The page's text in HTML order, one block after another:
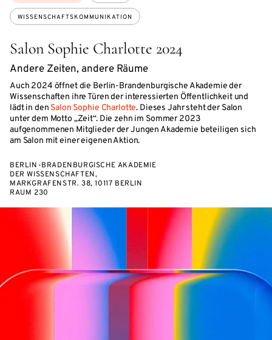
Salon Sophie Charlotte 2024
Andere Zeiten, andere Räume
Auch 2024 öffnet die Berlin-Brandenburgische Akademie der
Wissenschaften ihre Türen der interessierten Öffentlichkeit und
lädt in den Salon Sophie Charlotte. Dieses Jahr steht der Salon
unter dem Motto „Zeit“. Die zehn im Sommer 2023
aufgenommenen Mitglieder der Jungen Akademie beteiligen sich
am Salon mit einer eigenen Aktion.
WISSENSCHAFTSKOMMUNIKATION
BERLIN-BRADENBURGISCHE AKADEMIE
DER WISSENSCHAFTEN,
MARKGRAFENSTR. 38, 10117 BERLIN
RAUM 230